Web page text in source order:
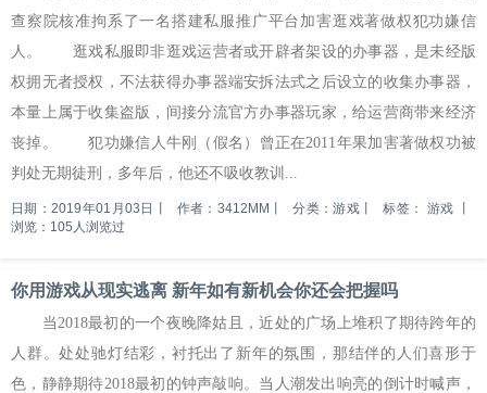
查察院核准拘系了一名搭建私服推广平台加害逛戏著做权犯功嫌信
人。 逛戏私服即非逛戏运营者或开辟者架设的办事器，是未经版
权拥无者授权，不法获得办事器端安拆法式之后设立的收集办事器，
本量上属于收集盗版，间接分流官方办事器玩家，给运营商带来经济
丧掉。 犯功嫌信人牛刚（假名）曾正在2011年果加害著做权功被
判处无期徒刑，多年后，他还不吸收教训...
日期：2019年01月03日 作者：3412MM 分类：游戏 标签： 游戏
浏览：105人浏览过
你用游戏从现实逃离 新年如有新机会你还会把握吗
当2018最初的一个夜晚降姑且，近处的广场上堆积了期待跨年的
人群。处处驰灯结彩，衬托出了新年的氛围，那结伴的人们喜形于
色，静静期待2018最初的钟声敲响。当人潮发出响亮的倒计时喊声，